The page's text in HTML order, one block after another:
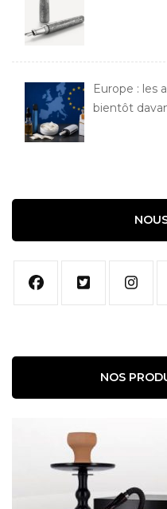
Europe : les
bientôt
NOS